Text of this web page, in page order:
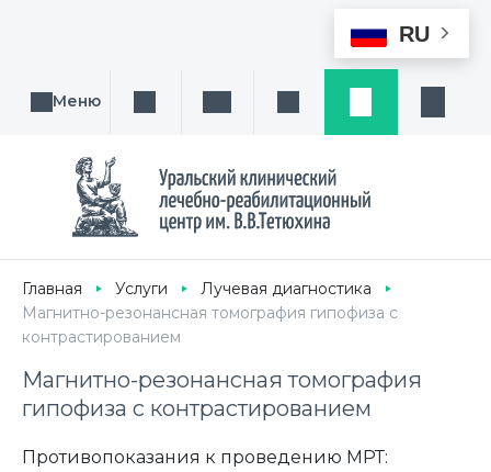
RU
Меню Поиск услуги, направления или врача
Написать намЗаказ звонка
Главная Услуги
Лучевая диагностика
Магнитно-резонансная томография гипофиза с
контрастированием
Магнитно-резонансная томография
гипофиза с контрастированием
Противопоказания к проведению МРТ: